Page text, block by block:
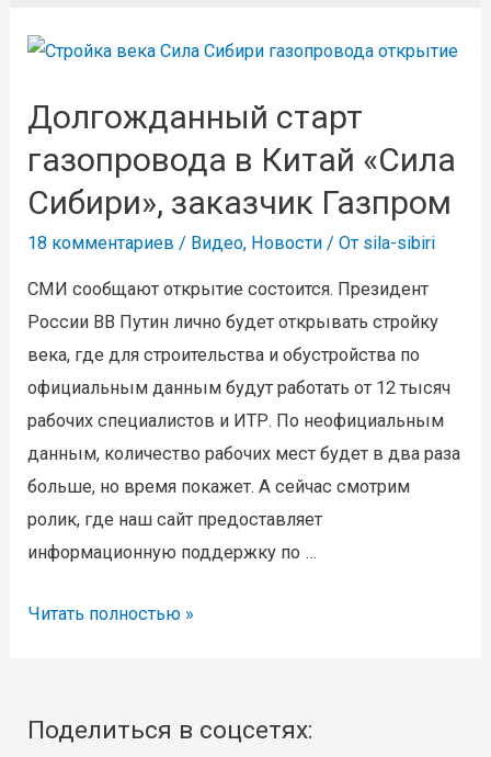
Долгожданный старт
газопровода в Китай «Сила
Сибири», заказчик Газпром
18 комментариев / Видео, Новости / От sila-sibiri
СМИ сообщают открытие состоится. Президент
России ВВ Путин лично будет открывать стройку
века, где для строительства и обустройства по
официальным данным будут работать от 12 тысяч
рабочих специалистов и ИТР. По неофициальным
данным, количество рабочих мест будет в два раза
больше, но время покажет. А сейчас смотрим
ролик, где наш сайт предоставляет
информационную поддержку по …
Долгожданный
Китай
Читать полностью »
Поделиться в соцсетях: